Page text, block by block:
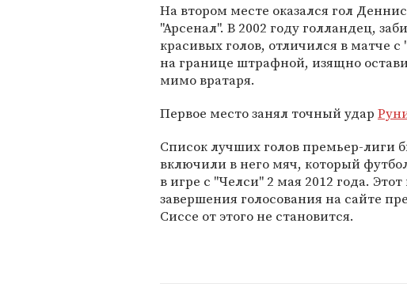
На втором месте оказался гол
"Арсенал". В 2002 году голландец,
красивых голов, отличился в матче
на границе штрафной, изящно
мимо вратаря.
Первое место занял точный удар
Список лучших голов премьер-
включили в него мяч, который
в игре с "Челси" 2 мая 2012 года.
завершения голосования на сайте
Сиссе от этого не становится.